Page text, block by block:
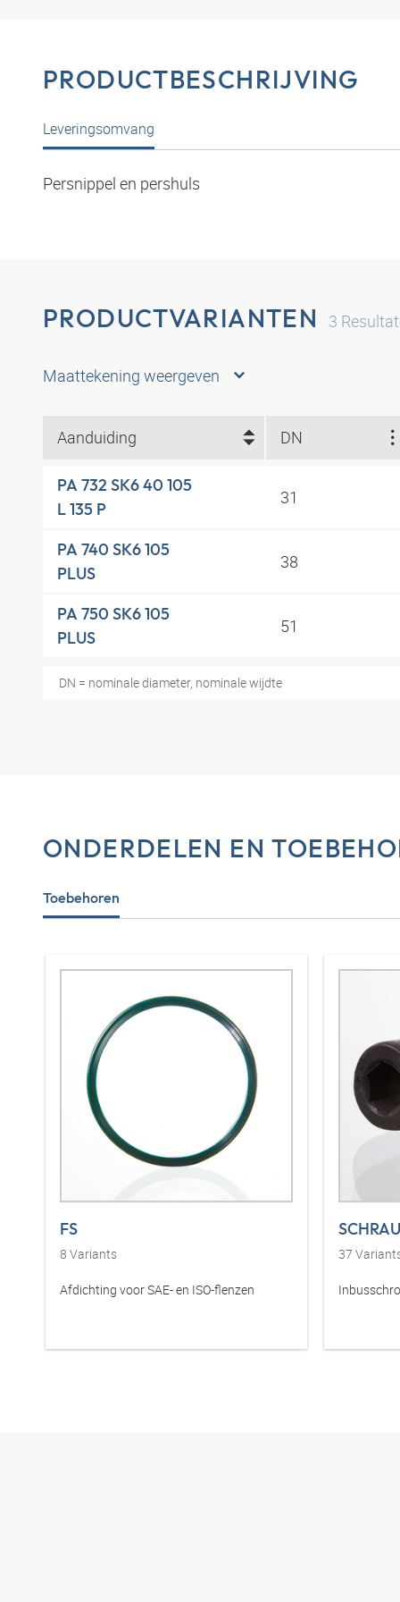
PRODUCTBESCHRIJVING
Leveringsomvang
Persnippel en pershuls
PRODUCTVARIANTEN 3
Maattekening weergeven
Aanduiding DN
PA 732 SK6 40 105
L 135 P
31
PA 740 SK6 105
PLUS
38
PA 750 SK6 105
PLUS
51
DN = nominale diameter, nominale wijdte
ONDERDELEN EN
Toebehoren
FS
8 Variants
Afdichting voor SAE- en ISO-flenzen
37